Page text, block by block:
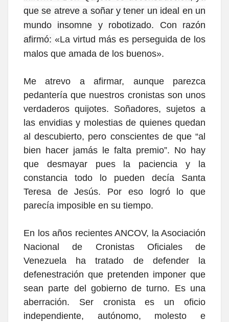
que se atreve a soñar y tener un ideal en un
mundo insomne y robotizado.
Con razón
afirmó: «La virtud más es perseguida de los
malos que amada de los buenos».
Me atrevo a afirmar, aunque parezca
pedantería que nuestros cronistas son unos
verdaderos quijotes. Soñadores, sujetos a
las envidias y molestias de quienes quedan
al descubierto, pero conscientes de que “al
bien hacer jamás le falta premio”. No hay
que desmayar pues la paciencia y la
constancia todo lo pueden decía Santa
Teresa de Jesús. Por eso logró lo que
parecía imposible en su tiempo.
En los años recientes ANCOV, la Asociación
Nacional de Cronistas Oficiales de
Venezuela ha tratado de defender la
defenestración que pretenden imponer que
sean parte del gobierno de turno. Es una
aberración. Ser cronista es un oficio
independiente, autónomo, molesto e